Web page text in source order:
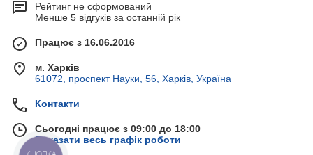
Рейтинг не сформований
Менше 5 відгуків за останній рік
Працює з 16.06.2016
м. Харків
61072, проспект Науки, 56, Харків, Україна
Контакти
Сьогодні працює з 09:00 до 18:00
Показати весь графік роботи